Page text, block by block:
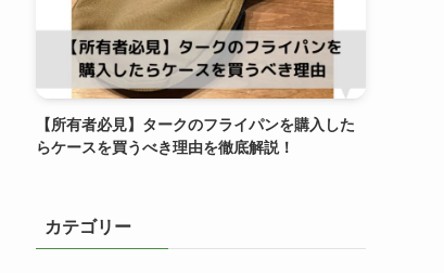
【所有者必見】タークのフライパンを購入した
らケースを買うべき理由を徹底解説！
カテゴリー